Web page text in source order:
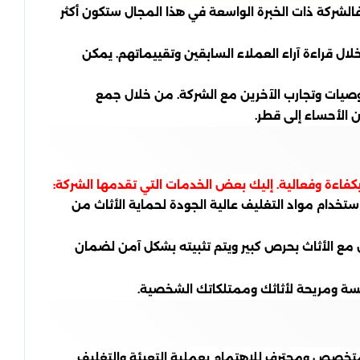
ذات الخبرة الواسعة في هذا المجال ستكون أكثر
آراء العملاء السابقين وتقييماتهم. يمكن
وتجارب الآخرين مع الشركة. من خلال جمع
الأحساء إلى قطر.
وفعالية. إليك بعض الخدمات التي تقدمها الشركة:
مواد التغليف عالية الجودة لحماية الأثاث من
مع الأثاث بحرص كبير ويتم تثبيته بشكل آمن لضمان
ومريحة لأثاثك وممتلكاتك الشخصية.